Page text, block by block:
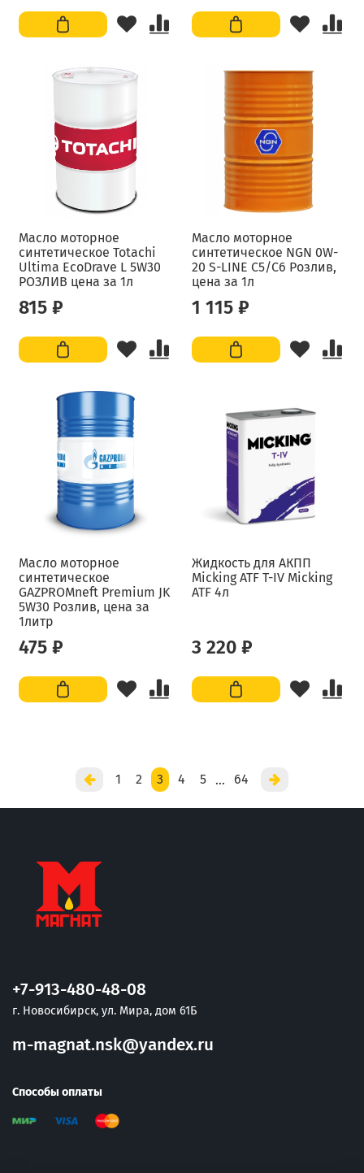
Масло моторное
синтетическое Totachi
Ultima EcoDrave L 5W30
РОЗЛИВ цена за 1л
815 ₽
Масло моторное
синтетическое NGN 0W-
20 S-LINE C5/C6 Розлив,
цена за 1л
1 115 ₽
Масло моторное
синтетическое
GAZPROMneft Premium JK
5W30 Розлив, цена за
1литр
475 ₽
Жидкость для АКПП
Micking ATF T-IV Micking
ATF 4л
3 220 ₽
1 2 3 4 5 … 64
+7-913-480-48-08
г. Новосибирск, ул. Мира, дом 61Б
m-magnat.nsk@yandex.ru
Способы оплаты